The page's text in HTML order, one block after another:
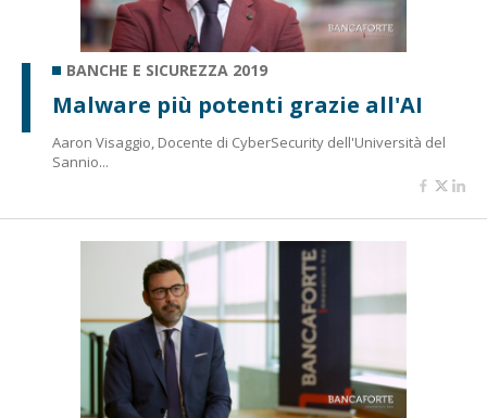
BANCHE E SICUREZZA 2019
Malware più potenti grazie all'AI
Aaron Visaggio, Docente di CyberSecurity dell'Università del
Sannio...